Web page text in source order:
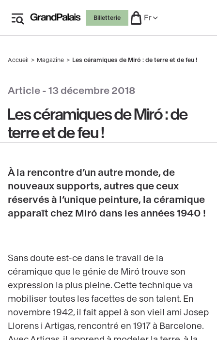
contenu
Billetterie Fr
Fil
Accueil Magazine Les céramiques de Miró : de terre et de feu !
Article - 13 décembre 2018
Les céramiques de Miró : de
terre et de feu !
À la rencontre d’un autre monde, de
nouveaux supports, autres que ceux
réservés à l’unique peinture, la céramique
apparaît chez Miró dans les années 1940 !
Sans doute est-ce dans le travail de la
céramique que le génie de Miró trouve son
expression la plus pleine. Cette technique va
mobiliser toutes les facettes de son talent. En
novembre 1942, il fait appel à son vieil ami Josep
Llorens i Artigas, rencontré en 1917 à Barcelone.